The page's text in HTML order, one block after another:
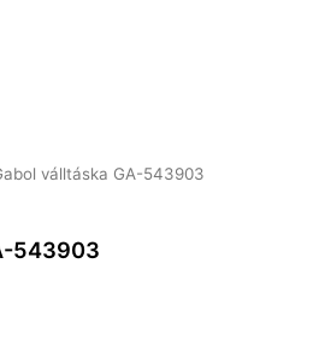
válltáska GA-543903
543903